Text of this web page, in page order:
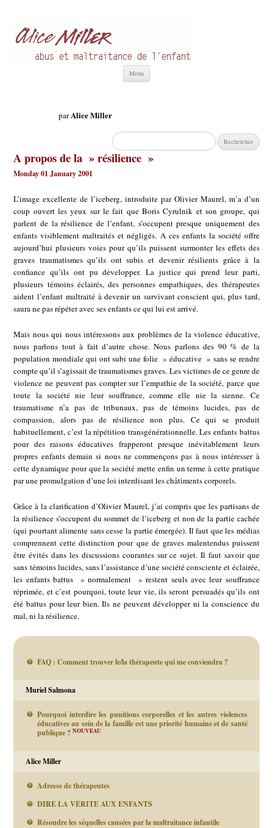
Menu
Rechercher :
parAlice Miller
A propos de la » résilience »
Monday 01 January 2001
L’image excellente de l’iceberg, introduite par Olivier Maurel, m’a d’un
coup ouvert les yeux sur le fait que Boris Cyrulnik et son groupe, qui
parlent de la résilience de l’enfant, s’occupent presque uniquement des
enfants visiblement maltraités et négligés. A ces enfants la société offre
aujourd’hui plusieurs voies pour qu’ils puissent surmonter les effets des
graves traumatismes qu’ils ont subis et devenir résilients grâce à la
confiance qu’ils ont pu développer. La justice qui prend leur parti,
plusieurs témoins éclairés, des personnes empathiques, des thérapeutes
aident l’enfant maltraité à devenir un survivant conscient qui, plus tard,
saura ne pas répéter avec ses enfants ce qui lui est arrivé.
Mais nous qui nous intéressons aux problèmes de la violence éducative,
nous parlons tout à fait d’autre chose. Nous parlons des 90 % de la
population mondiale qui ont subi une folie » éducative » sans se rendre
compte qu’il s’agissait de traumatismes graves. Les victimes de ce genre de
violence ne peuvent pas compter sur l’empathie de la société, parce que
toute la société nie leur souffrance, comme elle nie la sienne. Ce
traumatisme n’a pas de tribunaux, pas de témoins lucides, pas de
compassion, alors pas de résilience non plus. Ce qui se produit
habituellement, c’est la répétition transgénérationnelle. Les enfants battus
pour des raisons éducatives frapperont presque inévitablement leurs
propres enfants demain si nous ne commençons pas à nous intéresser à
cette dynamique pour que la société mette enfin un terme à cette pratique
par une promulgation d’une loi interdisant les châtiments corporels.
Grâce à la clarification d’Olivier Maurel, j’ai compris que les partisans de
la résilience s’occupent du sommet de l’iceberg et non de la partie cachée
(qui pourtant alimente sans cesse la partie émergée). Il faut que les médias
comprennent cette distinction pour que de graves malentendus puissent
être évités dans les discussions courantes sur ce sujet. Il faut savoir que
sans témoins lucides, sans l’assistance d’une société consciente et éclairée,
les enfants battus » normalement » restent seuls avec leur souffrance
réprimée, et c’est pourquoi, toute leur vie, ils seront persuadés qu’ils ont
été battus pour leur bien. Ils ne peuvent développer ni la conscience du
mal, ni la résilience.
FAQ : Comment trouver le/la thérapeute qui me conviendra ?
Muriel Salmona
Pourquoi interdire les punitions corporelles et les autres violences
éducatives au sein de la famille est une priorité humaine et de santé
publique ?NOUVEAU
Alice Miller
Adresse de thérapeutes
DIRE LA VERITE AUX ENFANTS
Résoudre les séquelles causées par la maltraitance infantile